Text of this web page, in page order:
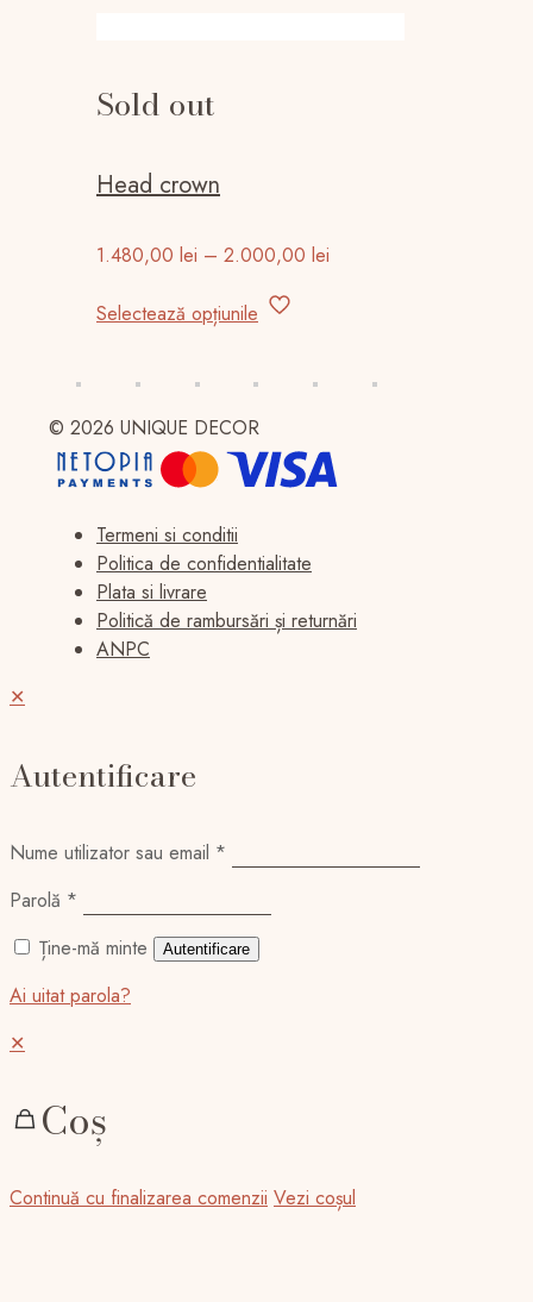
Sold out
Head crown
1.480,00 lei – 2.000,00 lei
Selectează opțiunile Acest
variații.
Opțiunile
alese
pagina
© 2026 UNIQUE DECOR
Termeni si conditii
Politica de confidentialitate
Plata si livrare
Politică de rambursări și returnări
ANPC
✕
Autentificare
Nume utilizator sau email *
Parolă *
Ține-mă minte
Autentificare
Ai uitat parola?
✕
Coș
Continuă cu finalizarea comenzii Vezi coșul